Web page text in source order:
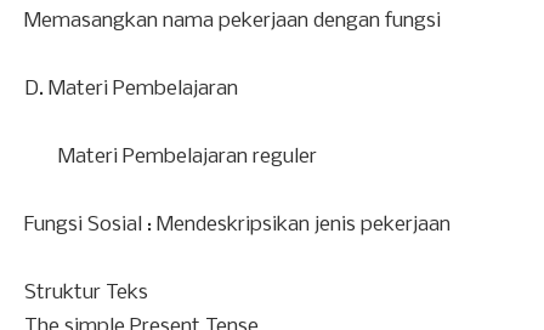
Memasangkan nama pekerjaan dengan fungsi
D. Materi Pembelajaran
Materi Pembelajaran reguler
Fungsi Sosial : Mendeskripsikan jenis pekerjaan
Struktur Teks